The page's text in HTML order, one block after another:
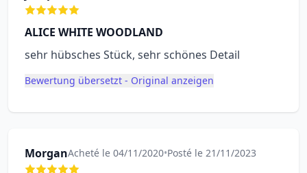
ALICE WHITE WOODLAND
sehr hübsches Stück, sehr schönes Detail
Bewertung übersetzt - Original anzeigen
MorganAcheté le 04/11/2020•Posté le 21/11/2023